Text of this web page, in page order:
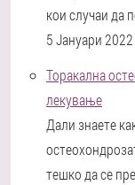
кои случаи да
5 Јануари 2022
Торакална
лекување
Дали знаете
тешко да се